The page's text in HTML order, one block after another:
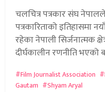
चलचित्र पत्रकार संघ
पत्रकारिताको इतिहासमा
रहेका नेपाली सिर्जनात्मक
दीर्घकालीन रणनीति भएको
Film Journalist Association
Gautam
Shyam Aryal